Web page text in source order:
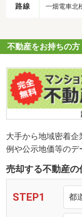
路線 一畑電車北
不動産をお持ちの方
大手から地域密着企
例や公示地価等のデ
売却する不動産の
STEP1